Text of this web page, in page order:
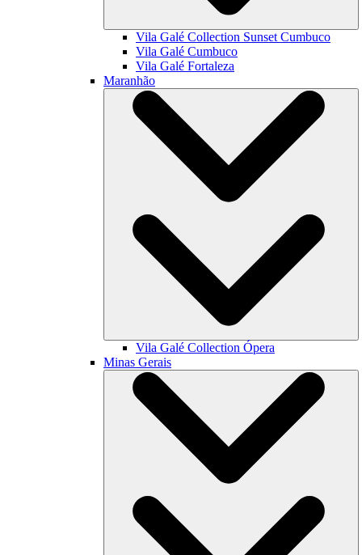
Vila Galé Collection Sunset Cumbuco
Vila Galé Cumbuco
Vila Galé Fortaleza
Maranhão
Vila Galé Collection Ópera
Minas Gerais